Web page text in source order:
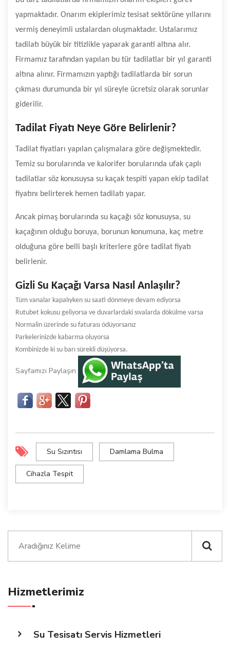
yapmaktadır. Onarım ekiplerimiz tesisat sektörüne yıllarını
vermiş deneyimli ustalardan oluşmaktadır. Ustalarımız
tadilatı büyük bir titizlikle yaparak garanti altına alır.
Firmamız tarafından yapılan bu tür tadilatlar bir yıl garanti
altına alınır. Firmamızın yaptığı tadilatlarda bir sorun
çıkması durumunda bir yıl süreyle ücretsiz olarak sorunlar
giderilir.
Tadilat Fiyatı Neye Göre Belirlenir?
Tadilat fiyatları yapılan çalışmalara göre değişmektedir.
Temiz su borularında ve kalorifer borularında ufak çaplı
tadilatlar söz konusuysa su kaçak tespiti yapan ekip tadilat
fiyatını belirterek hemen tadilatı yapar.
Ancak pimaş borularında su kaçağı söz konusuysa, su
kaçağının olduğu boruya, borunun konumuna, kaç metre
olduğuna göre belli başlı kriterlere göre tadilat fiyatı
belirlenir.
Gizli Su Kaçağı Varsa Nasıl Anlaşılır?
Tüm vanalar kapalıyken su saati dönmeye devam ediyorsa
Rutubet kokusu geliyorsa ve duvarlardaki sıvalarda dökülme varsa
Normalin üzerinde su faturası ödüyorsanız
Parkelerinizde kabarma oluyorsa
Kombinizde ki su barı sürekli düşüyorsa.
Sayfamızı Paylaşın
Su Sızıntısı Damlama Bulma
Cihazla Tespit
Hizmetlerimiz
Su Tesisatı Servis Hizmetleri